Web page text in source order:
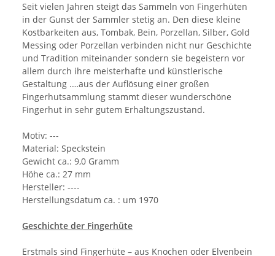
Seit vielen Jahren steigt das Sammeln von Fingerhüten
in der Gunst der Sammler stetig an. Den diese kleine
Kostbarkeiten aus, Tombak, Bein, Porzellan, Silber, Gold
Messing oder Porzellan verbinden nicht nur Geschichte
und Tradition miteinander sondern sie begeistern vor
allem durch ihre meisterhafte und künstlerische
Gestaltung .…aus der Auflösung einer großen
Fingerhutsammlung stammt dieser wunderschöne
Fingerhut in sehr gutem Erhaltungszustand.
Motiv: ---
Material: Speckstein
Gewicht ca.: 9,0 Gramm
Höhe ca.: 27 mm
Hersteller: ----
Herstellungsdatum ca. : um 1970
Geschichte der Fingerhüte
Erstmals sind Fingerhüte – aus Knochen oder Elvenbein